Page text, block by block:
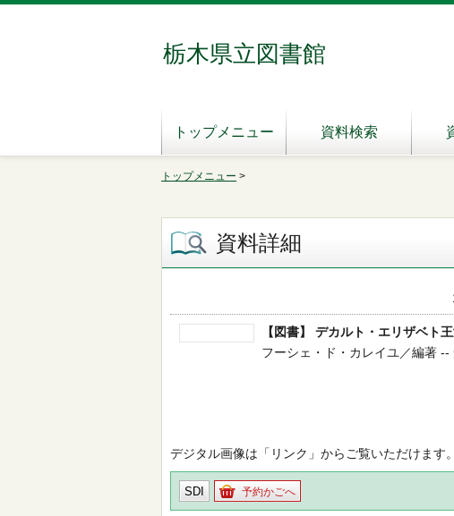
栃木県立図書館
トップメニュー 資料検索
トップメニュー >
資料詳細
【図書】 デカルト・エリザベト
フーシェ・ド・カレイユ／編著
デジタル画像は「リンク」からご覧いただけます。
SDI 予約かごへ